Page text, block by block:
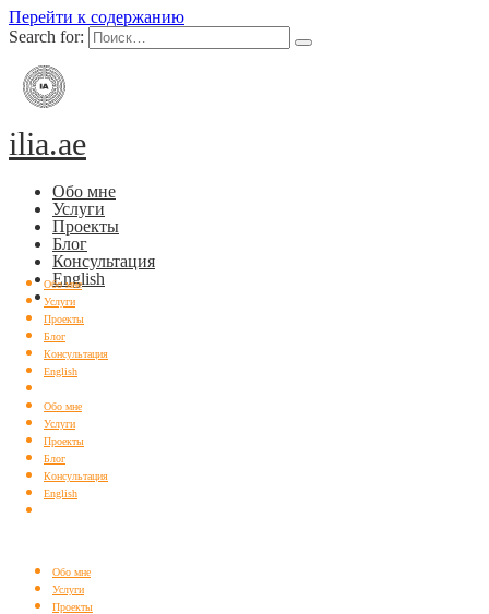
Перейти к содержанию
Search for:
ilia.ae
Обо мне
Услуги
Проекты
Блог
Консультация
English
Обо мне
Услуги
Проекты
Обо мне
Услуги
Проекты
Блог
Консультация
English
Обо мне
Услуги
Проекты
Блог
Консультация
English